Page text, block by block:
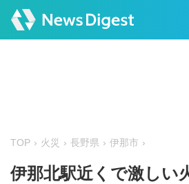
TOP 火災 長野県 伊那市
伊那北駅近くで激しい